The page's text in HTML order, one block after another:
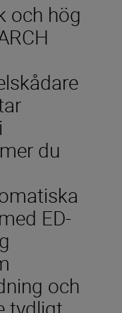
och hög
du
ED-
och